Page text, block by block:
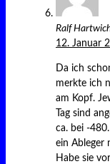
Ralf
12. Januar
Da ich
merkte ich
am Kopf.
Tag sind
ca. bei -
ein Ableger
Habe sie